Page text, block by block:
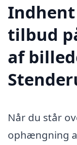
tilbud
af
Når du står
ophængning